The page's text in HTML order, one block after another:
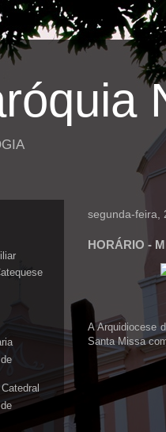
segunda-feira,
HORÁRIO -
A Arquidiocese
Santa Missa